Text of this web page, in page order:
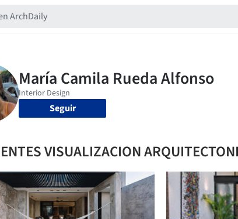
Seguir
VISUALIZACION